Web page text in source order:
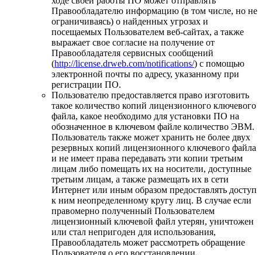
Правообладателю информацию (в том числе, но не
ограничиваясь) о найденных угрозах и
посещаемых Пользователем веб-сайтах, а также
выражает свое согласие на получение от
Правообладателя сервисных сообщений
(http://license.drweb.com/notifications/) с помощью
электронной почты по адресу, указанному при
регистрации ПО.
Пользователю предоставляется право изготовить
такое количество копий лицензионного ключевого
файла, какое необходимо для установки ПО на
обозначенное в ключевом файле количество ЭВМ.
Пользователь также может хранить не более двух
резервных копий лицензионного ключевого файла
и не имеет права передавать эти копии третьим
лицам либо помещать их на носители, доступные
третьим лицам, а также размещать их в сети
Интернет или иным образом предоставлять доступ
к ним неопределенному кругу лиц. В случае если
правомерно полученный Пользователем
лицензионный ключевой файл утерян, уничтожен
или стал непригоден для использования,
Правообладатель может рассмотреть обращение